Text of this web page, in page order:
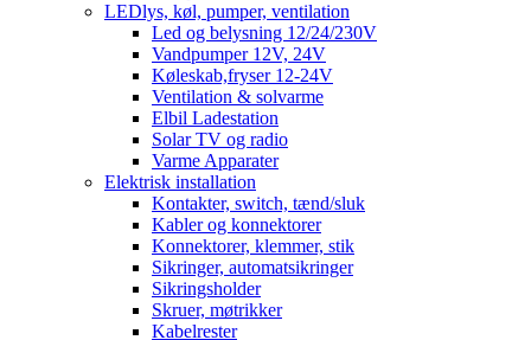
LEDlys, køl, pumper, ventilation
Led og belysning 12/24/230V
Vandpumper 12V, 24V
Køleskab,fryser 12-24V
Ventilation & solvarme
Elbil Ladestation
Solar TV og radio
Varme Apparater
Elektrisk installation
Kontakter, switch, tænd/sluk
Kabler og konnektorer
Konnektorer, klemmer, stik
Sikringer, automatsikringer
Sikringsholder
Skruer, møtrikker
Kabelrester